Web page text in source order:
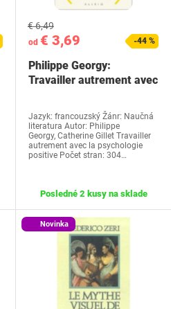
od € 3,69
€ 6,49
-44 %
Philippe Georgy:
Travailler autrement avec
Jazyk: francouzský Žánr: Naučná
literatura Autor: Philippe
Georgy, Catherine Gillet Travailler
autrement avec la psychologie
positive Počet stran: 304…
Posledné 2 kusy na sklade
Novinka